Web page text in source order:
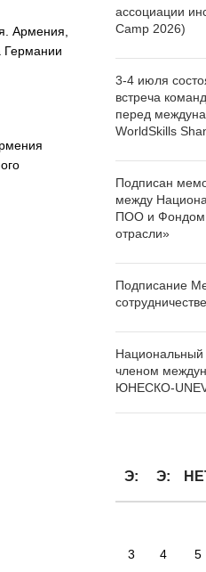
Армения,
Германии
ассоциации
Camp 2026)
3-4 июля
встреча
перед
WorldSkills
Подписан
между
ПОО и Фондом
отрасли»
Подписание
сотрудничестве
Национальный
членом
ЮНЕСКО-
Э: Э:
3 4 5